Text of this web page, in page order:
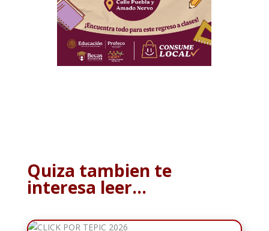
Quiza tambien te
interesa leer…